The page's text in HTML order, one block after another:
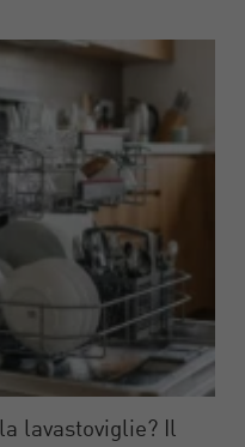
lavastoviglie? Il